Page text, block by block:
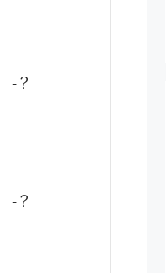
-？
-？